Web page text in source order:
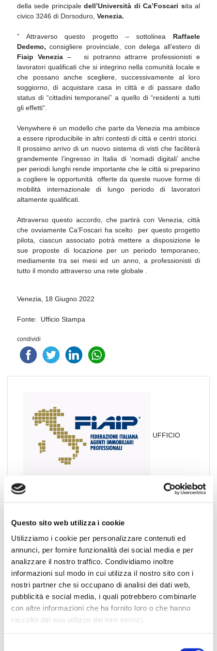
Questo sito web utilizza i cookie
Utilizziamo i cookie per personalizzare contenuti ed
annunci, per fornire funzionalità dei social media e per
analizzare il nostro traffico. Condividiamo inoltre
informazioni sul modo in cui utilizza il nostro sito con i
nostri partner che si occupano di analisi dei dati web,
pubblicità e social media, i quali potrebbero combinarle
con altre informazioni che ha fornito loro o che hanno
raccolto dal suo utilizzo dei loro servizi.
della sede principaledell’Università di Ca’Foscari sita al
civico 3246 di Dorsoduro, Venezia.
” Attraverso questo progetto – sottolinea Raffaele
Dedemo,consigliere provinciale, con delega all’estero di
Fiaip Venezia– si potranno attrarre professionisti e
lavoratori qualificati che si integrino nella comunità locale e
che possano anche scegliere, successivamente al loro
soggiorno, di acquistare casa in città e di passare dallo
status di “cittadini temporanei” a quello di “residenti a tutti
gli effetti“.
Venywhere è un modello che parte da Venezia ma ambisce
a essere riproducibile in altri contesti di città e centri storici.
Il prossimo arrivo di un nuovo sistema di visti che faciliterà
grandemente l’ingresso in Italia di ‘nomadi digitali’ anche
per periodi lunghi rende importante che le città si preparino
a cogliere le opportunità offerte da queste nuove forme di
mobilità internazionale di lungo periodo di lavoratori
altamente qualificati.
Attraverso questo accordo, che partirà con Venezia, città
che ovviamente Ca’Foscari ha scelto per questo progetto
pilota, ciascun associato potrà mettere a disposizione le
sue proposte di locazione per un periodo temporaneo,
mediamente tra sei mesi ed un anno, a professionisti di
tutto il mondo attraverso una rete globale .
Venezia, 18 Giugno 2022
Fonte: Ufficio Stampa
condividi
UFFICIO
STAMPA FIAIP
Vincenzo Campo - Capo Ufficio Stampa, PR e Media
Via Sardegna 50 - 00187 ROMA
Mobile: (+39) 340 79.50.619
E-mail: ufficiostampa@fiaipmail.it
Invia
una email